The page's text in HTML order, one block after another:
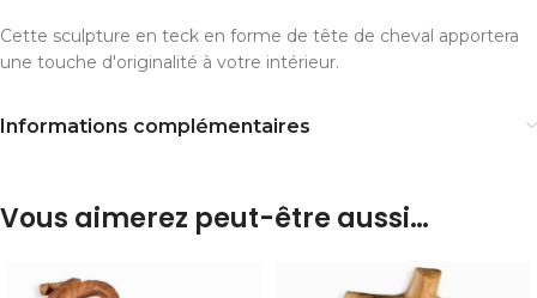
Cette sculpture en teck en forme de tête de cheval apportera
une touche d'originalité à votre intérieur.
Informations complémentaires
Vous aimerez peut-être aussi…